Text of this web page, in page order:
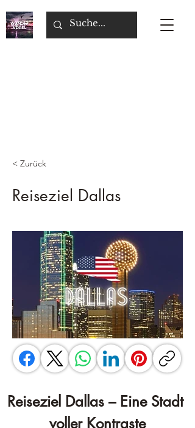
< Zurück
Reiseziel Dallas
Reiseziel Dallas – Eine Stadt
voller Kontraste